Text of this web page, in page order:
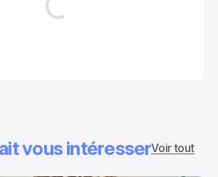
vous intéresserVoir tout